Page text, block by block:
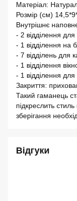
Матеріал:
Розмір (см)
Внутрішнє
- 2 відділення
- 1 відділення на
- 7 відділень для
- 1 відділення
- 1 відділення для
Закриття:
Такий гаманець
підкреслить
зберігання
Відгуки